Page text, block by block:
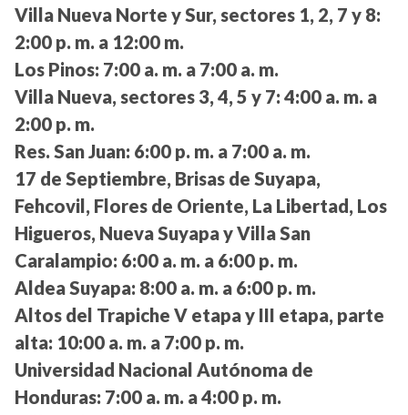
Villa Nueva Norte y Sur, sectores 1, 2, 7 y 8:
2:00 p. m. a 12:00 m.
Los Pinos: 7:00 a. m. a 7:00 a. m.
Villa Nueva, sectores 3, 4, 5 y 7: 4:00 a. m. a
2:00 p. m.
Res. San Juan: 6:00 p. m. a 7:00 a. m.
17 de Septiembre, Brisas de Suyapa,
Fehcovil, Flores de Oriente, La Libertad, Los
Higueros, Nueva Suyapa y Villa San
Caralampio: 6:00 a. m. a 6:00 p. m.
Aldea Suyapa: 8:00 a. m. a 6:00 p. m.
Altos del Trapiche V etapa y III etapa, parte
alta: 10:00 a. m. a 7:00 p. m.
Universidad Nacional Autónoma de
Honduras: 7:00 a. m. a 4:00 p. m.